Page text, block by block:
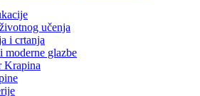
učenja
i crtanja
moderne glazbe
Krapina